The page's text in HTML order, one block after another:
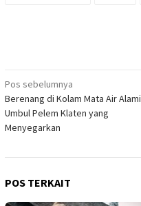
Navigasi
pos
Pos sebelumnya
Berenang di Kolam Mata Air Alami
Umbul Pelem Klaten yang
Menyegarkan
POS TERKAIT